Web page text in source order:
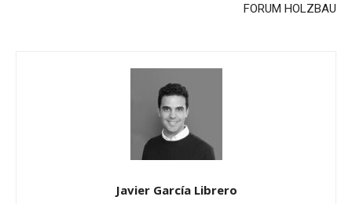
FORUM HOLZBAU
Javier García Librero